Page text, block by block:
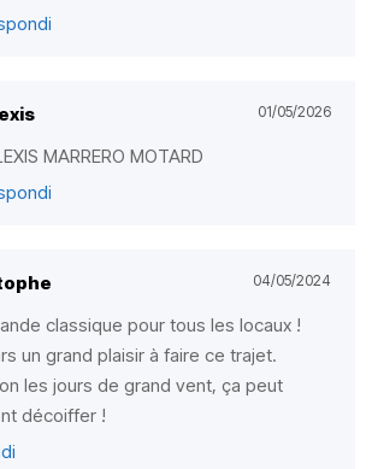
01/05/2026
MARRERO MOTARD
04/05/2024
classique pour tous les locaux !
un grand plaisir à faire ce trajet.
les jours de grand vent, ça peut
décoiffer !